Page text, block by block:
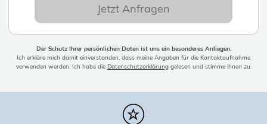
Jetzt Anfragen
Der Schutz Ihrer persönlichen Daten ist uns ein besonderes Anliegen.
Ich erkläre mich damit einverstanden, dass meine Angaben für die Kontaktaufnahme
verwenden werden. Ich habe die Datenschutzerklärunggelesen und stimme ihnen zu.